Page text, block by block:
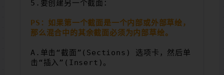
5.要创建另一个截面：
PS：如果第一个截面是一个内部或外部草绘，
那么混合中的其余截面必须为内部草绘。
A.单击“截面”(Sections) 选项卡，然后单
击“插入”(Insert)。